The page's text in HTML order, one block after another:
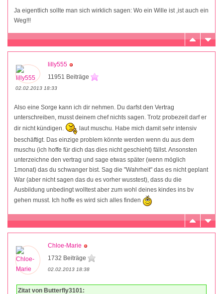
Ja eigentlich sollte man sich wirklich sagen: Wo ein Wille ist ,ist auch ein
Weg!!!
lilly555
11951 Beiträge
02.02.2013 18:33
Also eine Sorge kann ich dir nehmen. Du darfst den Vertrag
unterschreiben, musst deinem chef nichts sagen. Trotz probezeit darf er
dir nicht kündigen.
laut muschu. Habe mich damit sehr intensiv
beschäftigt. Das einzige problem könnte werden wenn du aus dem
muschu (ich hoffe für dich das dies nicht geschieht) fällst. Ansonsten
unterzeichne den vertrag und sage etwas später (wenn möglich
1monat) das du schwanger bist. Sag die "Wahrheit" das es nicht geplant
War (aber nicht sagen das du es vorher wusstest), dass du die
Ausbildung unbedingt wolltest aber zum wohl deines kindes ins bv
gehen musst. Ich hoffe es wird sich alles finden
Chloe-Marie
1732 Beiträge
02.02.2013 18:38
Zitat von Butterfly3101: